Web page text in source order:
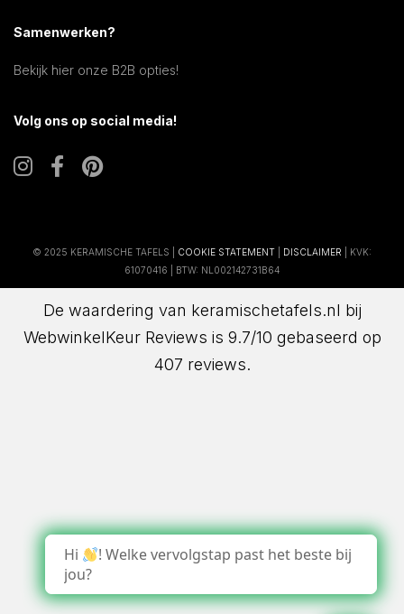
Samenwerken?
Bekijk hier onze B2B opties!
Volg ons op social media!
© 2025 KERAMISCHE TAFELS | COOKIE STATEMENT DISCLAIMER | KVK:
61070416 | BTW: NL002142731B64
De waardering van keramischetafels.nl bij
WebwinkelKeur Reviews is 9.7/10 gebaseerd op
407 reviews.
Hi
! Welke vervolgstap past het beste bij
jou?